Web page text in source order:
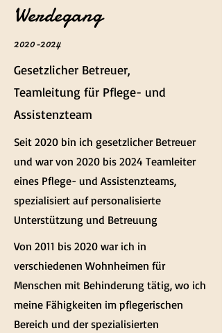
Werdegang
2020-2024
Gesetzlicher Betreuer,
Teamleitung für Pflege- und
Assistenzteam
Seit 2020 bin ich gesetzlicher Betreuer
und war von 2020 bis 2024 Teamleiter
eines Pflege- und Assistenzteams,
spezialisiert auf personalisierte
Unterstützung und Betreuung
Von 2011 bis 2020 war ich in
verschiedenen Wohnheimen für
Menschen mit Behinderung tätig, wo ich
meine Fähigkeiten im pflegerischen
Bereich und der spezialisierten